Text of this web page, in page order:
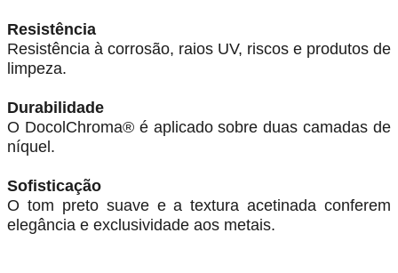
Resistência
Resistência à corrosão, raios UV, riscos e produtos de
limpeza.
Durabilidade
O DocolChroma® é aplicado sobre duas camadas de
níquel.
Sofisticação
O tom preto suave e a textura acetinada conferem
elegância e exclusividade aos metais.